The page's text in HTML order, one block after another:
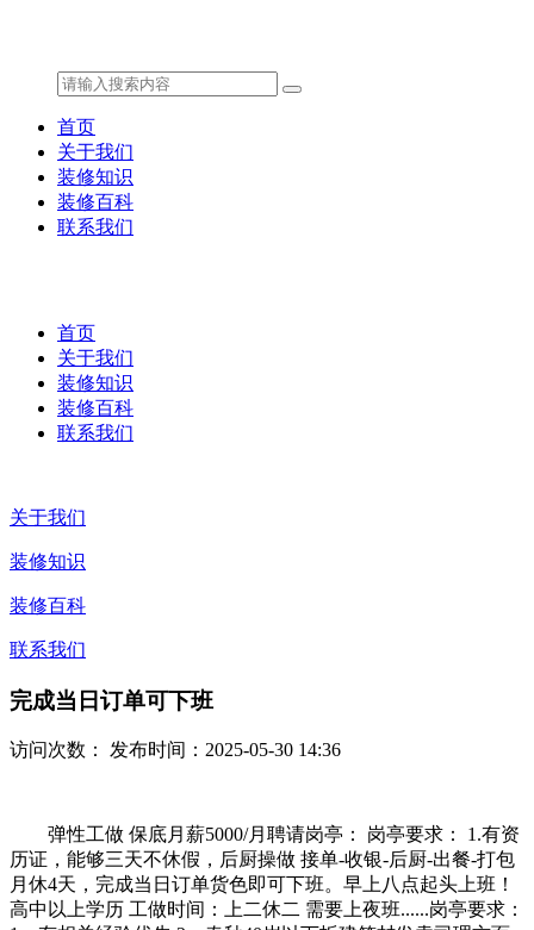
首页
关于我们
装修知识
装修百科
联系我们
首页
关于我们
装修知识
装修百科
联系我们
关于我们
装修知识
装修百科
联系我们
完成当日订单可下班
访问次数： 发布时间：2025-05-30 14:36
弹性工做 保底月薪5000/月聘请岗亭： 岗亭要求： 1.有资
历证，能够三天不休假，后厨操做 接单-收银-后厨-出餐-打包
月休4天，完成当日订单货色即可下班。早上八点起头上班！
高中以上学历 工做时间：上二休二 需要上夜班......岗亭要求：